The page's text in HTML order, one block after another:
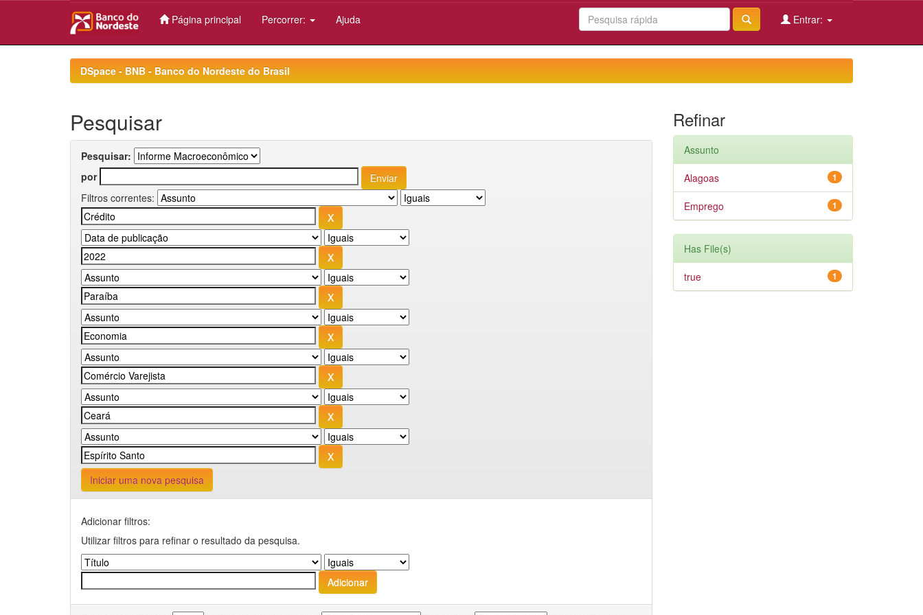
Página principal Percorrer: Ajuda Entrar:
DSpace - BNB - Banco do Nordeste do Brasil
Pesquisar
Pesquisar:
por
Filtros correntes:
Iniciar uma nova pesquisa
Adicionar filtros:
Utilizar filtros para refinar o resultado da pesquisa.
Refinar
Assunto
1
Alagoas
1
Emprego
Has File(s)
1
true